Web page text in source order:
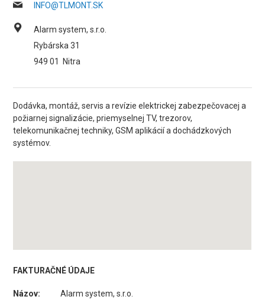
INFO@TLMONT.SK
Alarm system, s.r.o.
Rybárska 31
949 01
Nitra
Dodávka, montáž, servis a revízie elektrickej zabezpečovacej a
požiarnej signalizácie, priemyselnej TV, trezorov,
telekomunikačnej techniky, GSM aplikácií a dochádzkových
systémov.
FAKTURAČNÉ ÚDAJE
Názov:
Alarm system, s.r.o.